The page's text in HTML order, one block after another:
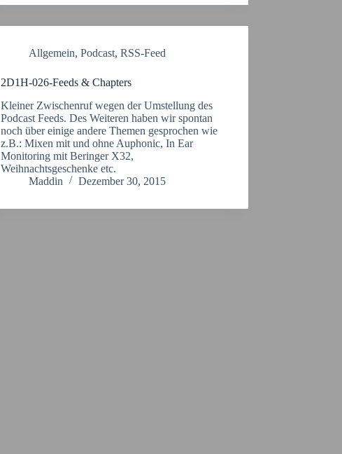
Allgemein,Podcast,RSS-Feed
2D1H-026-Feeds & Chapters
Kleiner Zwischenruf wegen der Umstellung des
Podcast Feeds. Des Weiteren haben wir spontan
noch über einige andere Themen gesprochen wie
z.B.: Mixen mit und ohne Auphonic, In Ear
Monitoring mit Beringer X32,
Weihnachtsgeschenke etc.
Maddin
Dezember 30, 2015